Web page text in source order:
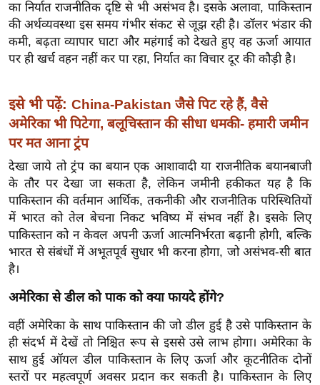
ल
श
ख्सि
यं
ग
इं
डि
या
सा
हि
त्य
ज
त
ऑ
टो
व
र्ल्ड
का निर्यात राजनीतिक दृष्टि से भी असंभव है। इसके अलावा, पाकिस्तान
की अर्थव्यवस्था इस समय गंभीर संकट से जूझ रही है। डॉलर भंडार की
कमी, बढ़ता व्यापार घाटा और महंगाई को देखते हुए वह ऊर्जा आयात
पर ही खर्च वहन नहीं कर पा रहा, निर्यात का विचार दूर की कौड़ी है।
इसे भी पढ़ें: China-Pakistan जैसे पिट रहे हैं, वैसे
अमेरिका भी पिटेगा, बलूचिस्तान की सीधा धमकी- हमारी जमीन
पर मत आना ट्रंप
देखा जाये तो ट्रंप का बयान एक आशावादी या राजनीतिक बयानबाजी
के तौर पर देखा जा सकता है, लेकिन जमीनी हकीकत यह है कि
पाकिस्तान की वर्तमान आर्थिक, तकनीकी और राजनीतिक परिस्थितियों
में भारत को तेल बेचना निकट भविष्य में संभव नहीं है। इसके लिए
पाकिस्तान को न केवल अपनी ऊर्जा आत्मनिर्भरता बढ़ानी होगी, बल्कि
भारत से संबंधों में अभूतपूर्व सुधार भी करना होगा, जो असंभव-सी बात
है।
अमेरिका से डील को पाक को क्या फायदे होंगे?
वहीं अमेरिका के साथ पाकिस्तान की जो डील हुई है उसे पाकिस्तान के
ही संदर्भ में देखें तो निश्चित रूप से इससे उसे लाभ होगा। अमेरिका के
साथ हुई ऑयल डील पाकिस्तान के लिए ऊर्जा और कूटनीतिक दोनों
स्तरों पर महत्वपूर्ण अवसर प्रदान कर सकती है। पाकिस्तान के लिए